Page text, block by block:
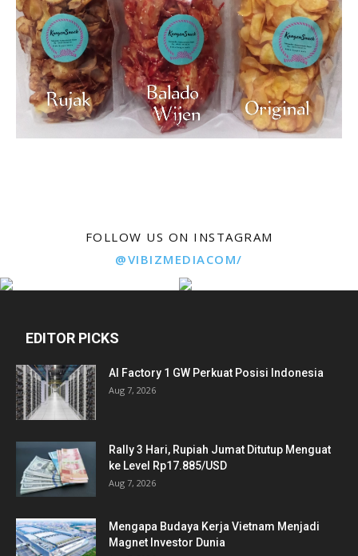
FOLLOW US ON INSTAGRAM
@VIBIZMEDIACOM/
EDITOR PICKS
AI Factory 1 GW Perkuat Posisi Indonesia
Aug 7, 2026
Rally 3 Hari, Rupiah Jumat Ditutup Menguat
ke Level Rp17.885/USD
Aug 7, 2026
Mengapa Budaya Kerja Vietnam Menjadi
Magnet Investor Dunia